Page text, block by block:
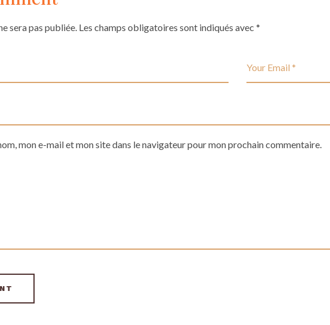
sera pas publiée. Les champs obligatoires sont indiqués avec *
mon e-mail et mon site dans le navigateur pour mon prochain commentaire.